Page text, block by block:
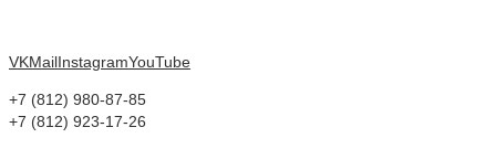
VKMailInstagramYouTube
+7 (812) 980-87-85
+7 (812) 923-17-26